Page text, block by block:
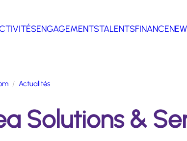
ENGAGEMENTSTALENTSFINANCE
Actualités
Solutions &